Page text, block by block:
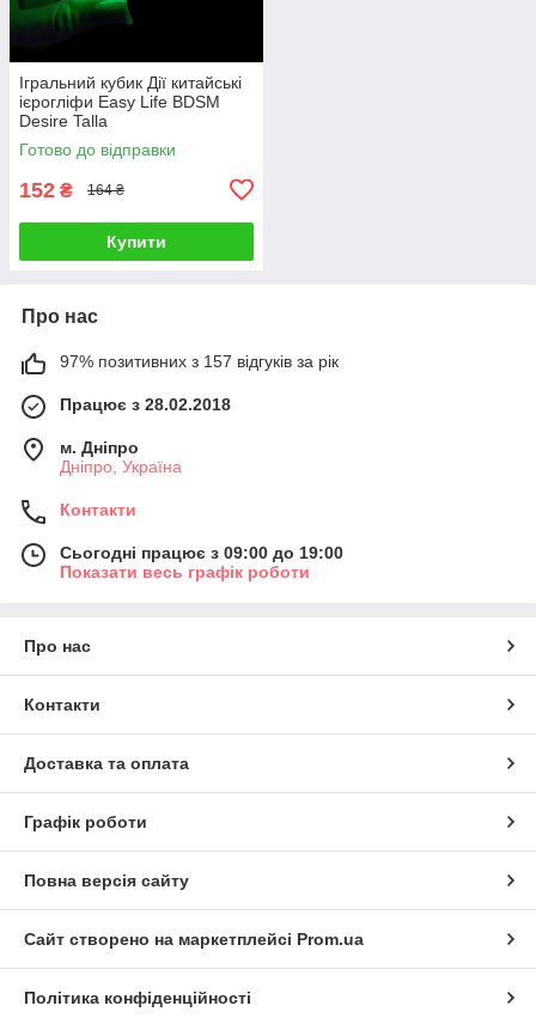
Ігральний кубик Дії китайські
ієрогліфи Easy Life BDSM
Desire Talla
Готово до відправки
152 ₴ 164 ₴
Купити
Про нас
97% позитивних з 157 відгуків за рік
Працює з 28.02.2018
м. Дніпро
Дніпро, Україна
Контакти
Сьогодні працює з 09:00 до 19:00
Показати весь графік роботи
Про нас
Контакти
Доставка та оплата
Графік роботи
Повна версія сайту
Сайт створено на маркетплейсі Prom.ua
Політика конфіденційності